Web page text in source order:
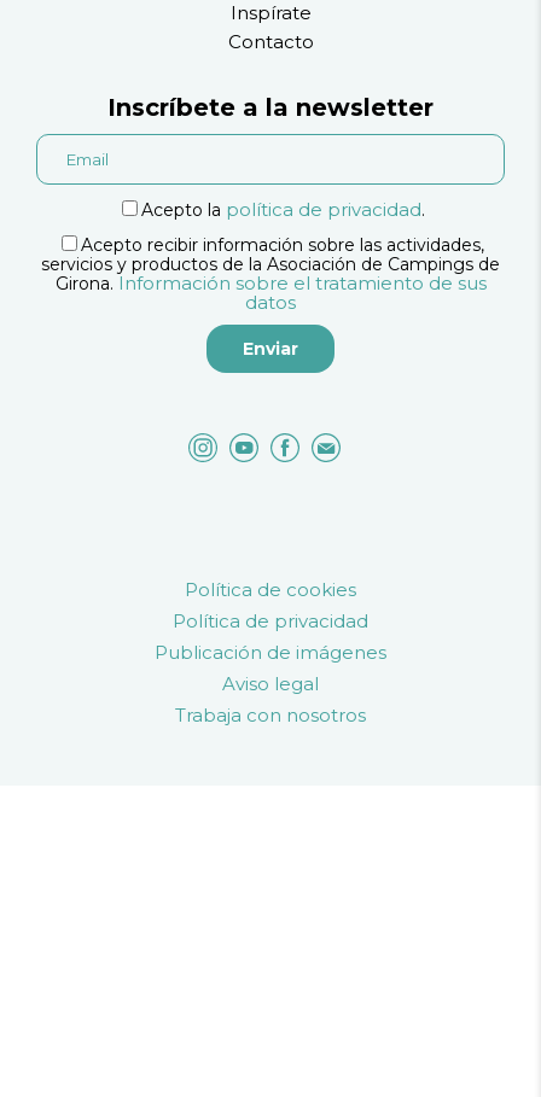
Inspírate
Contacto
Inscríbete a la newsletter
Acepto la política de privacidad.
Acepto recibir información sobre las actividades,
servicios y productos de la Asociación de Campings de
Girona. Información sobre el tratamiento de sus
datos
Política de cookies
Política de privacidad
Publicación de imágenes
Aviso legal
Trabaja con nosotros